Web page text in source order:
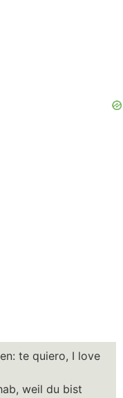
te quiero, I love
weil du bist